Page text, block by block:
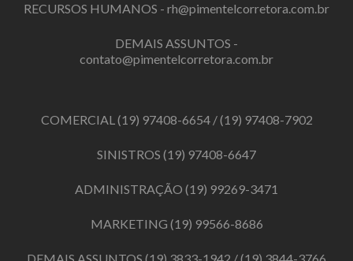
RECURSOS HUMANOS - rh@pimentelcorretora.com.br
DEMAIS ASSUNTOS -
contato@pimentelcorretora.com.br
COMERCIAL(19) 97408-6654/(19) 97408-7902
SINISTROS (19) 97408-6647
ADMINISTRAÇÃO (19) 99269-3471
MARKETING (19) 99566-8686